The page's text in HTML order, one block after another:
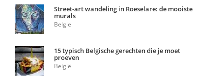
Street-art wandeling in Roeselare: de mooiste
murals
België
15 typisch Belgische gerechten die je moet
proeven
België